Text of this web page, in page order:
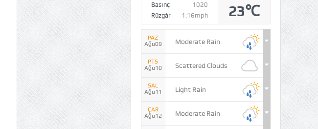
Basınç
1020
Rüzgâr
1.16mph 23℃
PAZ
Ağu09
Moderate Rain
PTS
Ağu10
Scattered Clouds
SAL
Ağu11
Light Rain
ÇAR
Ağu12
Moderate Rain